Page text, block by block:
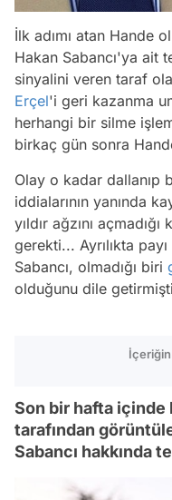
İlk adımı atan Hande
Hakan Sabancı'ya ait
sinyalini veren taraf
Erçel'i geri kazanma
herhangi bir silme
birkaç gün sonra
Olay o kadar dallanıp
iddialarının yanında
yıldır ağzını
gerekti... Ayrılıkta
Sabancı, olmadığı biri
olduğunu dile
İçeriğin
Son bir hafta içinde
tarafından
Sabancı hakkında